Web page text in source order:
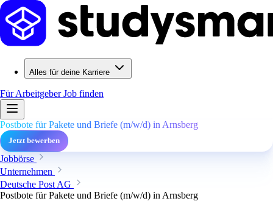
Alles für deine Karriere
Für ArbeitgeberJob finden
Postbote für Pakete und Briefe (m/w/d) in Arnsberg
Jetzt bewerben
Jobbörse
Unternehmen
Deutsche Post AG
Postbote für Pakete und Briefe (m/w/d) in Arnsberg